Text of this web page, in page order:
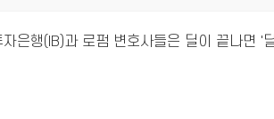
은행(IB)과 로펌 변호사들은 딜이 끝나